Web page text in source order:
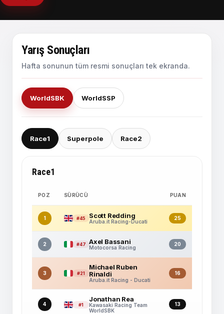
Yarış Sonuçları
Hafta sonunun tüm resmi sonuçları tek ekranda.
WorldSBK WorldSSP
Race1 Superpole Race2
Race1
POZ SÜRÜCÜ PUAN
1 #45 Scott Redding
Aruba.it Racing-Ducati
25
2 #47 Axel Bassani
Motocorsa Racing
20
3 #21
Michael Ruben
Rinaldi
Aruba.it Racing - Ducati
16
4 #1
Jonathan Rea
Kawasaki Racing Team
WorldSBK
13